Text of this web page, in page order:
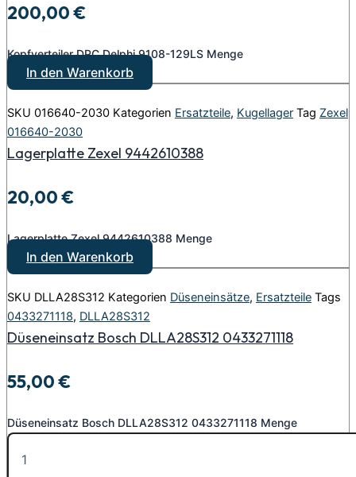
200,00€
Kopfverteiler DPC Delphi 9108-129LS Menge
In den Warenkorb
SKU 016640-2030 Kategorien Ersatzteile, Kugellager Tag Zexel
016640-2030
Lagerplatte Zexel 9442610388
20,00€
Lagerplatte Zexel 9442610388 Menge
In den Warenkorb
SKU DLLA28S312 Kategorien Düseneinsätze, Ersatzteile Tags
0433271118, DLLA28S312
Düseneinsatz Bosch DLLA28S312 0433271118
55,00€
Düseneinsatz Bosch DLLA28S312 0433271118 Menge